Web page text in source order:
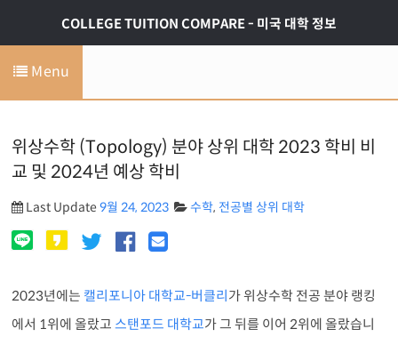
COLLEGE TUITION COMPARE - 미국 대학 정보
Menu
위상수학 (Topology) 분야 상위 대학 2023 학비 비
교 및 2024년 예상 학비
Last Update9월 24, 2023 수학, 전공별 상위 대학
2023년에는 캘리포니아 대학교-버클리가 위상수학 전공 분야 랭킹
에서 1위에 올랐고 스탠포드 대학교가 그 뒤를 이어 2위에 올랐습니